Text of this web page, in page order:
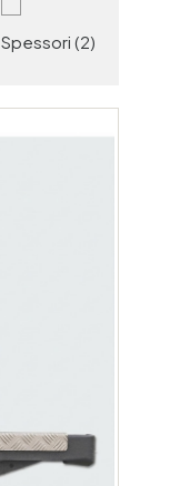
Spessori(2)